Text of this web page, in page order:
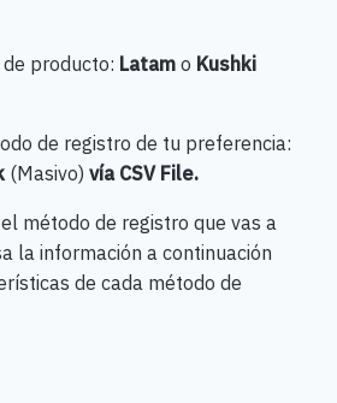
producto: Latamo Kushki
de registro de tu preferencia:
(Masivo) vía CSV File.
método de registro que vas a
la información a continuación
de cada método de